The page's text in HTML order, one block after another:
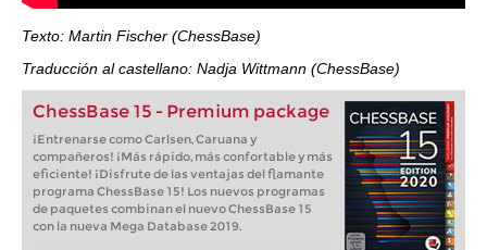
Texto: Martin Fischer (ChessBase)
Traducción al castellano: Nadja Wittmann (ChessBase)
ChessBase 15 - Premium package
¡Entrenarse como Carlsen, Caruana y
compañeros! ¡Más rápido, más confortable y más
eficiente! ¡Disfrute de las ventajas del flamante
programa ChessBase 15! Los nuevos programas
de paquetes combinan el nuevo ChessBase 15
con la nueva Mega Database 2019.